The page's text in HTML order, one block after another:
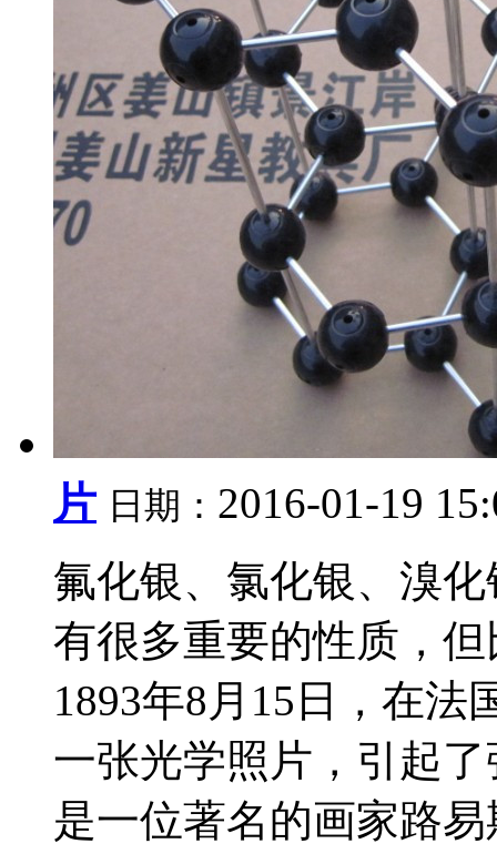
片 日期： 2016-01-19
氟化银、氯化银、溴
有很多重要的性质，
1893年8月15日，在法
一张光学照片，引起
是一位著名的画家路